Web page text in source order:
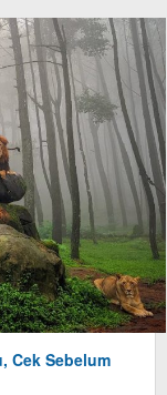
Cek Sebelum